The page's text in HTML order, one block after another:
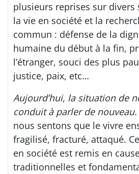
plusieurs reprises sur divers
la vie en société et la
commun : défense de la
humaine du début à la fin,
l’étranger, souci des plus
justice, paix, etc…
Aujourd’hui, la situation de
conduit à parler de nouveau.
nous sentons que le vivre
fragilisé, fracturé, attaqué.
en société est remis en
traditionnelles et